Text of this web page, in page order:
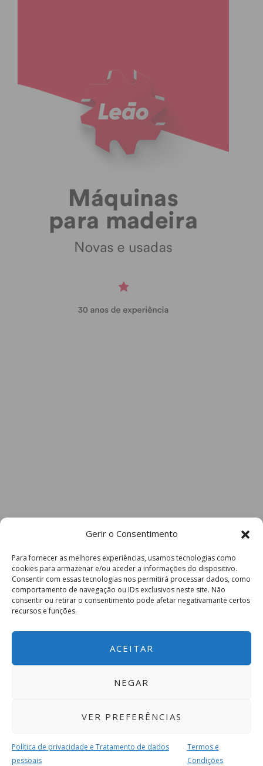
Gerir o Consentimento
Para fornecer as melhores experiências, usamos tecnologias como
cookies para armazenar e/ou aceder a informações do dispositivo.
Consentir com essas tecnologias nos permitirá processar dados, como
comportamento de navegação ou IDs exclusivos neste site. Não
consentir ou retirar o consentimento pode afetar negativamante certos
recursos e funções.
ACEITAR
NEGAR
VER PREFERÊNCIAS
Política de privacidade e Tratamento de dados
pessoais
Termos e
Condições